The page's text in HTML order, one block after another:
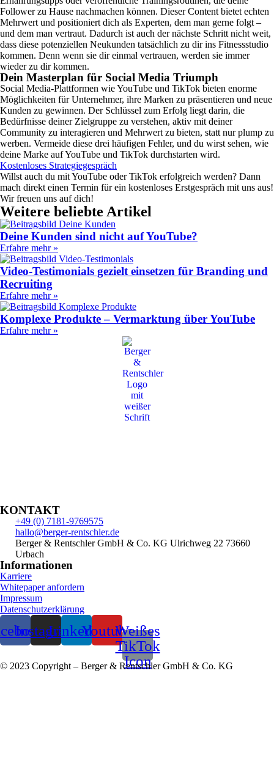
Follower zu Hause nachmachen können. Dieser Content bietet echten
Mehrwert und positioniert dich als Experten, dem man gerne folgt –
und dem man vertraut. Dadurch ist auch der nächste Schritt nicht weit,
dass diese potenziellen Neukunden tatsächlich zu dir ins Fitnessstudio
kommen. Denn wenn sie dir einmal vertrauen, werden sie immer
wieder zu dir kommen.
Dein Masterplan für Social Media Triumph
Social Media-Plattformen wie YouTube und TikTok bieten enorme
Möglichkeiten für Unternehmer, ihre Marken zu präsentieren und neue
Kunden zu gewinnen. Der Schlüssel zum Erfolg liegt darin, die
Bedürfnisse deiner Zielgruppe zu verstehen, aktiv mit deiner
Community zu interagieren und Mehrwert zu bieten, statt nur plump zu
werben. Vermeide diese drei häufigen Fehler, und du wirst sehen, wie
deine Marke auf YouTube und TikTok durchstarten wird.
Kostenloses Strategiegespräch
Willst auch du mit YouTube oder TikTok erfolgreich werden? Dann
mach direkt einen Termin für ein kostenloses Erstgespräch mit uns aus!
Wir freuen uns auf dich!
Weitere beliebte Artikel
Deine Kunden sind nicht auf YouTube?
Erfahre mehr »
Video-Testimonials gezielt einsetzen für Branding und
Recruiting
Erfahre mehr »
Komplexe Produkte – Vermarktung über YouTube
Erfahre mehr »
KONTAKT
+49 (0) 7181-9769575
hallo@berger-rentschler.de
Berger & Rentschler GmbH & Co. KG Ulrichweg 22 73660
Urbach
Informationen
Karriere
Whitepaper anfordern
Impressum
Datenschutzerklärung
InstagramLinkedinYoutubeWeißes
TikTok
Icon
© 2023 Copyright – Berger & Rentschler GmbH & Co. KG